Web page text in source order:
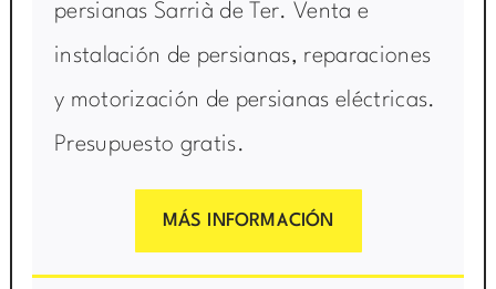
persianas Sarrià de Ter. Venta e
instalación de persianas, reparaciones
y motorización de persianas eléctricas.
Presupuesto gratis.
MÁS INFORMACIÓN